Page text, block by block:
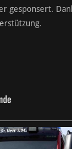
gesponsert.